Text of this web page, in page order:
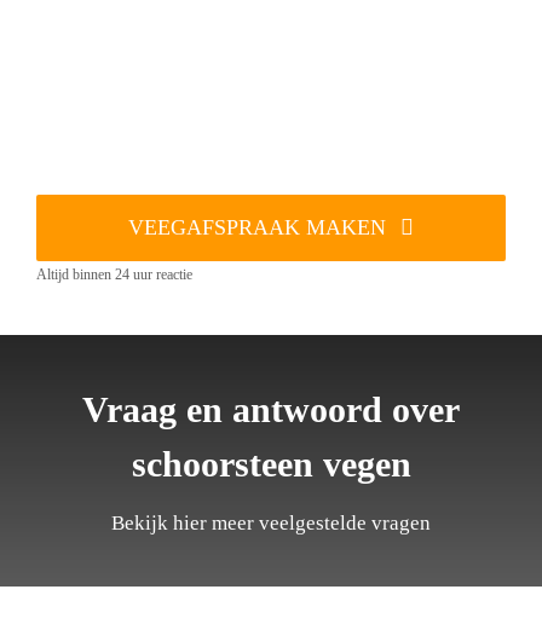
VEEGAFSPRAAK MAKEN
Altijd binnen 24 uur reactie
Vraag en antwoord over
schoorsteen vegen
Bekijk hier meer veelgestelde vragen